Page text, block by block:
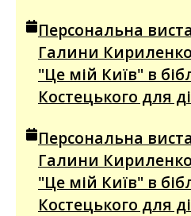
Персональна
Галини
"Це мій Київ" в
Костецького для
Персональна
Галини
"Це мій Київ" в
Костецького для